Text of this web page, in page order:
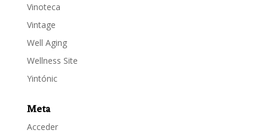
Vinoteca
Vintage
Well Aging
Wellness Site
Yintónic
Meta
Acceder